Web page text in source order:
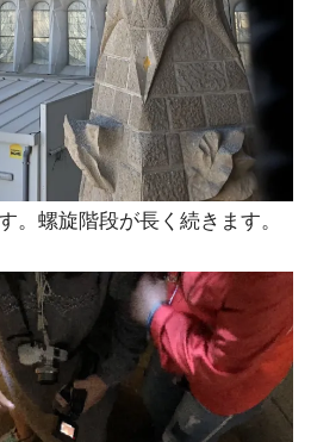
。螺旋階段が長く続きます。